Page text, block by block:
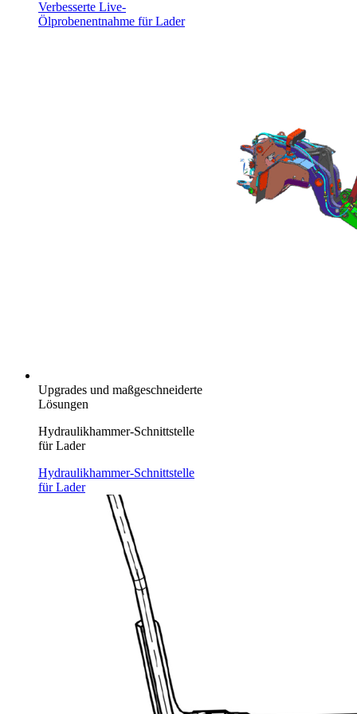
Verbesserte Live-
Ölprobenentnahme für Lader
Upgrades und maßgeschneiderte
Lösungen
Hydraulikhammer-Schnittstelle
für Lader
Hydraulikhammer-Schnittstelle
für Lader